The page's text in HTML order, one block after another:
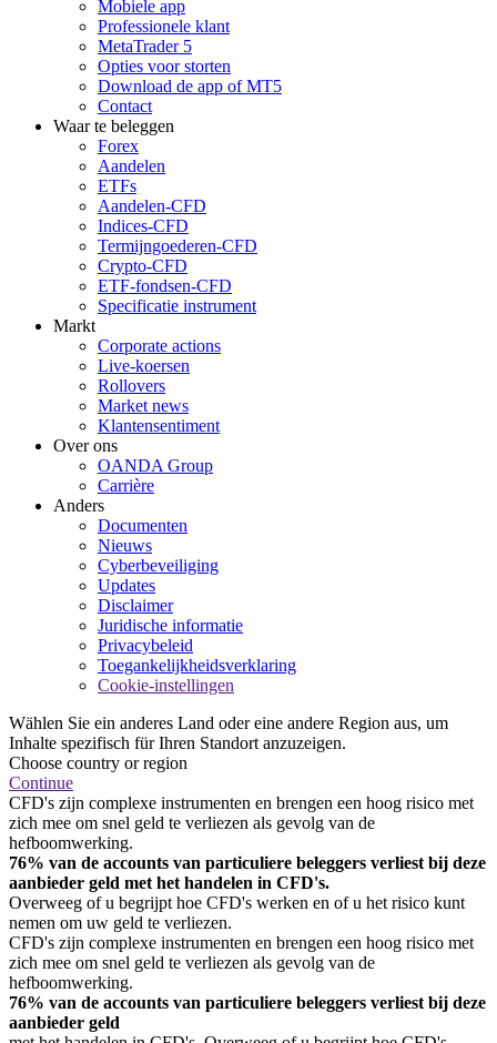
Mobiele app
Professionele klant
MetaTrader 5
Opties voor storten
Download de app of MT5
Contact
Waar te beleggen
Forex
Aandelen
ETFs
Aandelen-CFD
Indices-CFD
Termijngoederen-CFD
Crypto-CFD
ETF-fondsen-CFD
Specificatie instrument
Markt
Corporate actions
Live-koersen
Rollovers
Market news
Klantensentiment
Over ons
OANDA Group
Carrière
Anders
Documenten
Nieuws
Cyberbeveiliging
Updates
Disclaimer
Juridische informatie
Privacybeleid
Toegankelijkheidsverklaring
Cookie-instellingen
Wählen Sie ein anderes Land oder eine andere Region aus, um
Inhalte spezifisch für Ihren Standort anzuzeigen.
Choose country or region
Continue
CFD's zijn complexe instrumenten en brengen een hoog risico met
zich mee om snel geld te verliezen als gevolg van de
hefboomwerking.
76% van de accounts van particuliere beleggers verliest bij deze
aanbieder geld met het handelen in CFD's.
Overweeg of u begrijpt hoe CFD's werken en of u het risico kunt
nemen om uw geld te verliezen.
CFD's zijn complexe instrumenten en brengen een hoog risico met
zich mee om snel geld te verliezen als gevolg van de
hefboomwerking.
76% van de accounts van particuliere beleggers verliest bij deze
aanbieder geld